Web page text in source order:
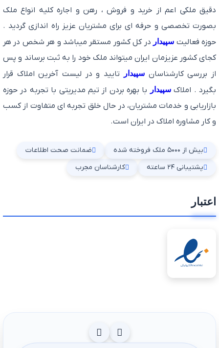
دقیق ملکی اعم از خرید و فروش ، رهن و اجاره کلیه انواع ملک
بصورت تخصصی و حرفه ای برای مشتریان عزیز راه اندازی گردید .
حوزه فعالیت سپیدار در کل کشور مستقر میباشد و هر شخص در هر
کجای کشور عزیزمان ایران میتواند ملک خود را به ثبت برساند و پس
از بررسی کارشناسانسپیدار
تایید و در لیست آخرین املاک قرار
بگیرد . املاکسپیدار
با بهره بردن از تیم مدیریتی با تجربه در حوزه
بازاریابی و خدمات مشتریان، در حال خلق تجربه ای متفاوت از کسب
و کار مشاوره املاک در ایران است.
بیش از ۵۰۰۰ ملک فروخته شده
ضمانت صحت اطلاعات
پشتیبانی ۲۴ ساعته
کارشناسان مجرب
اعتبار